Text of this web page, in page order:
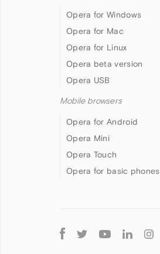
Opera for Windows
Opera for Mac
Opera for Linux
Opera beta version
Opera USB
Mobile browsers
Opera for Android
Opera Mini
Opera Touch
Opera for basic phones
Follow
Opera